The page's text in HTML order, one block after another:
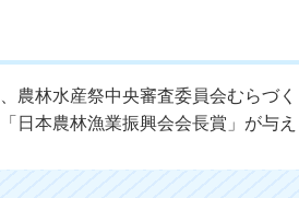
農林水産祭中央審査委員会むらづ
日本農林漁業振興会会長賞」が与え